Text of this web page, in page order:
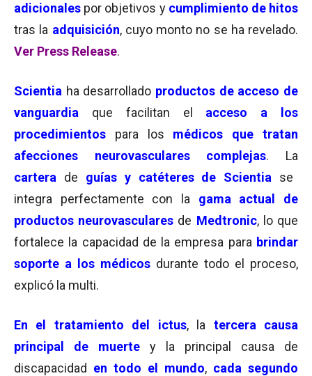
adicionales por objetivos y cumplimiento de hitos
tras la adquisición, cuyo monto no se ha revelado.
Ver Press Release.
Scientia ha desarrollado productos de acceso de
vanguardia
que facilitan el
acceso a los
procedimientos para los médicos que tratan
afecciones neurovasculares complejas. La
cartera de guías y catéteres de Scientia
se
integra perfectamente con la gama actual de
productos neurovascu lares de Medtronic, lo que
fortalece la capacidad de la empresa para brindar
soporte a los médicos durante todo el proceso,
explicó la multi.
En el tratamiento del ictus, la tercera causa
principal de muerte y la principal causa de
discapacidad en todo el mundo, cada segundo